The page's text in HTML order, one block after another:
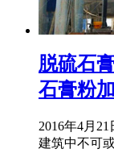
脱硫石
石膏粉
2016年4月
建筑中不可